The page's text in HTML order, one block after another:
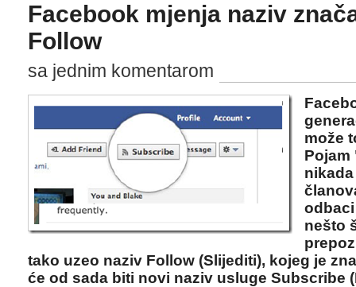
Facebook mjenja naziv
Follow
sa jednim komentarom
može
nešto
tako uzeo naziv Follow (Slijediti), kojeg je
će od sada biti novi naziv usluge Subscribe